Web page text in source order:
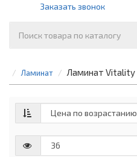
Заказать звонок
Ламинат Ламинат Vitality